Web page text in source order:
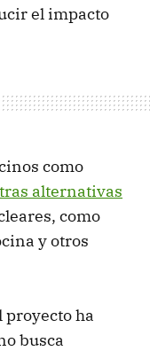
el impacto
como
alternativas
como
y otros
proyecto ha
busca